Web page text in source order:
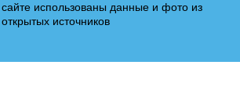
сайте использованы данные и фото из
открытых источников